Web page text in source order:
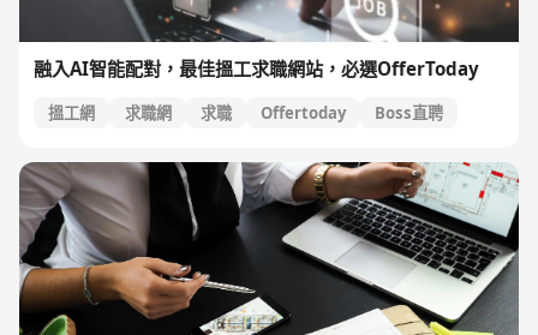
融入AI智能配對，最佳搵工求職網站，必選OfferToday
搵工網 求職網 求職 Offertoday Boss直聘